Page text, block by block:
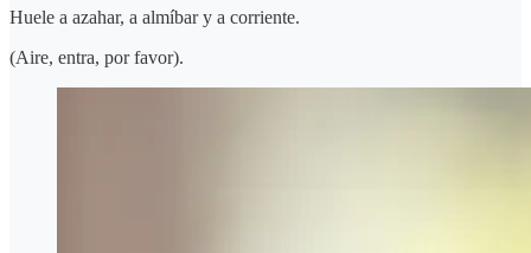
Huele a azahar, a almíbar y a corriente.
(Aire, entra, por favor).